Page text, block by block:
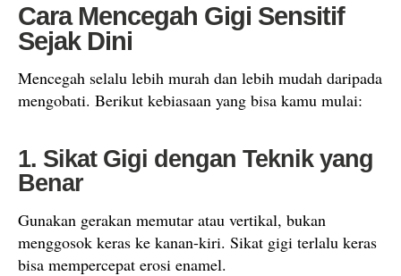
Cara Mencegah Gigi Sensitif
Sejak Dini
Mencegah selalu lebih murah dan lebih mudah daripada
mengobati. Berikut kebiasaan yang bisa kamu mulai:
1. Sikat Gigi dengan Teknik yang
Benar
Gunakan gerakan memutar atau vertikal, bukan
menggosok keras ke kanan-kiri. Sikat gigi terlalu keras
bisa mempercepat erosi enamel.